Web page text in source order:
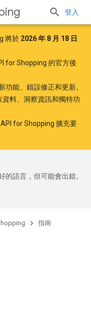
登入
將於 2026 年 8 月 18 日
for Shopping 的官方後
功能、錯誤修正和更新。
資料、洞察資訊和獨特功
for Shopping 擴充要
的語言，但可能會出錯。
指南